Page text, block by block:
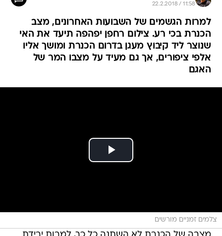
22.2.2018 / 11:58
למרות הגשמים של השבועות האחרונים, מצב
הכנרת בכי רע. צילום רחפן יפהפה תיעד את האי
שנוצר ליד קיבוץ מעגן בדרום הכנרת ומושך אליו
אלפי ציפורים, אך גם מעיד על מצבו המר של
האגם
צלמים זמניים מורשים